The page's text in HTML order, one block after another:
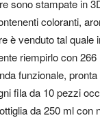
sono stampate in
coloranti,
è venduto tal quale
riempirlo con
funzionale,
fila da 10 pezzi
da 250 ml con